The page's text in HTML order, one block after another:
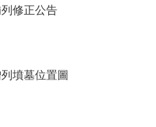
修正公告
墳墓位置圖